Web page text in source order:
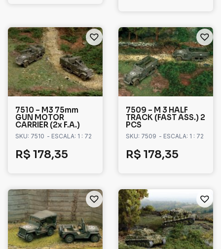
7510 – M3 75mm
GUN MOTOR
CARRIER (2x F.A.)
SKU: 7510 - ESCALA: 1 : 72
R$ 178,35
7509 – M 3 HALF
TRACK (FAST ASS.) 2
PCS
SKU: 7509 - ESCALA: 1 : 72
R$ 178,35